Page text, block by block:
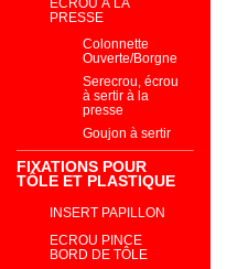
ECROU À LA
PRESSE
Colonnette
Ouverte/Borgne
Serecrou, écrou
à sertir à la
presse
Goujon à sertir
FIXATIONS POUR
TÔLE ET PLASTIQUE
INSERT PAPILLON
ECROU PINCE
BORD DE TÔLE